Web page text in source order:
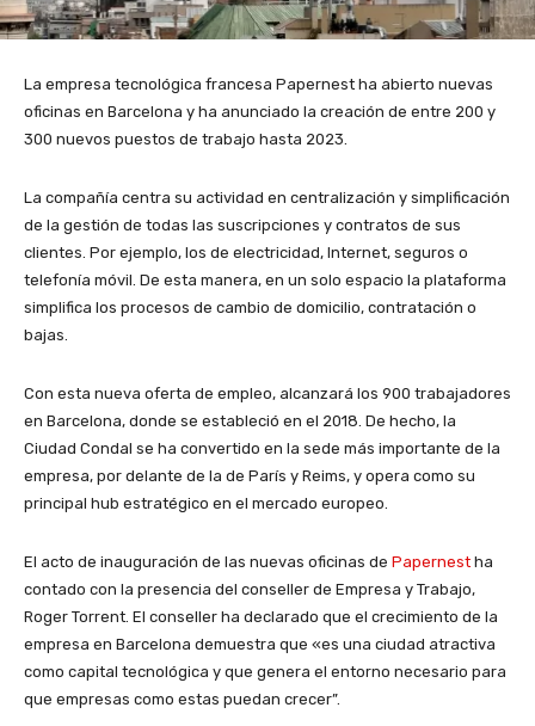
La empresa tecnológica francesa Papernest ha abierto nuevas
oficinas en Barcelona y ha anunciado la creación de entre 200 y
300 nuevos puestos de trabajo hasta 2023.
La compañía centra su actividad en centralización y simplificación
de la gestión de todas las suscripciones y contratos de sus
clientes. Por ejemplo, los de electricidad, Internet, seguros o
telefonía móvil. De esta manera, en un solo espacio la plataforma
simplifica los procesos de cambio de domicilio, contratación o
bajas.
Con esta nueva oferta de empleo, alcanzará los 900 trabajadores
en Barcelona, donde se estableció en el 2018. De hecho, la
Ciudad Condal se ha convertido en la sede más importante de la
empresa, por delante de la de París y Reims, y opera como su
principal hub estratégico en el mercado europeo.
El acto de inauguración de las nuevas oficinas de Papernest ha
contado con la presencia del conseller de Empresa y Trabajo,
Roger Torrent. El conseller ha declarado que el crecimiento de la
empresa en Barcelona demuestra que «es una ciudad atractiva
como capital tecnológica y que genera el entorno necesario para
que empresas como estas puedan crecer”.